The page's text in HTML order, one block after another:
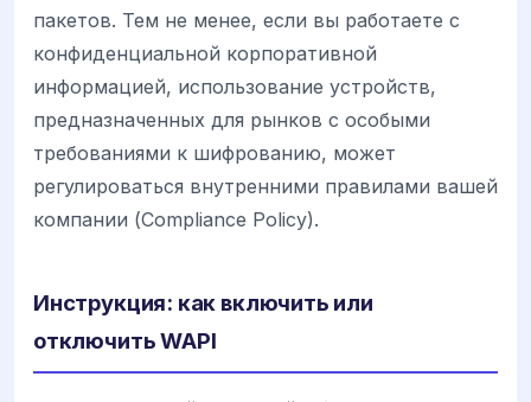
пакетов. Тем не менее, если вы работаете с
конфиденциальной корпоративной
информацией, использование устройств,
предназначенных для рынков с особыми
требованиями к шифрованию, может
регулироваться внутренними правилами вашей
компании (Compliance Policy).
Инструкция: как включить или
отключить WAPI